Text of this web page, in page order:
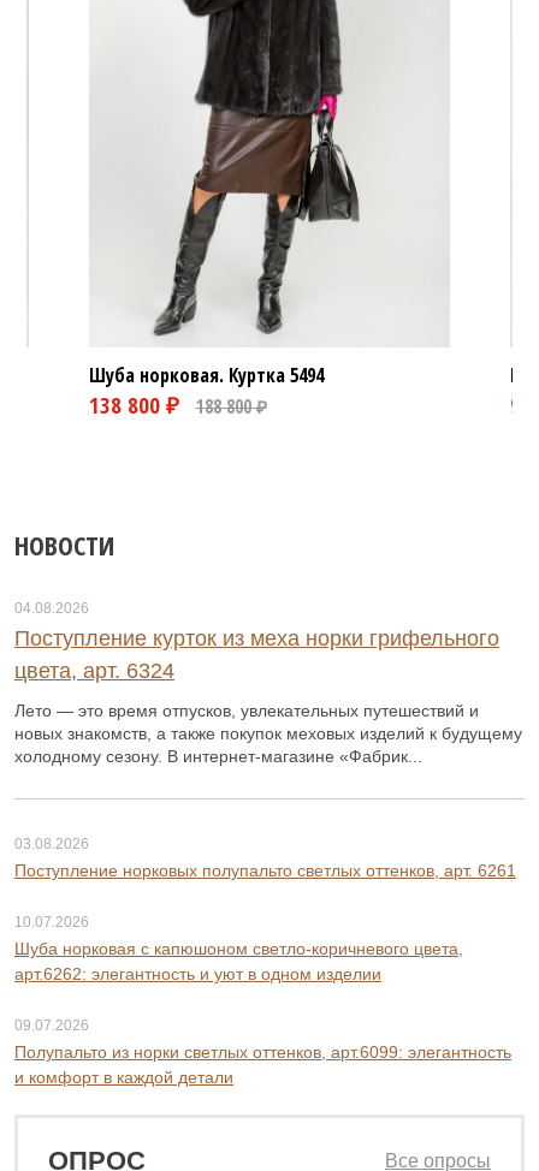
Шуба норковая. Куртка5494
НОВОСТИ
04.08.2026
Поступление курток из меха норки грифельного
цвета, арт. 6324
Лето — это время отпусков, увлекательных путешествий и
новых знакомств, а также покупок меховых изделий к будущему
холодному сезону. В интернет-магазине «Фабрик...
03.08.2026
Поступление норковых полупальто светлых оттенков, арт. 6261
10.07.2026
Шуба норковая с капюшоном светло-коричневого цвета,
арт.6262: элегантность и уют в одном изделии
09.07.2026
Полупальто из норки светлых оттенков, арт.6099: элегантность
и комфорт в каждой детали
ОПРОС Все опросы